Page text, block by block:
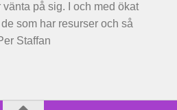
på sig. I och med ökat
som har resurser och så
Staffan